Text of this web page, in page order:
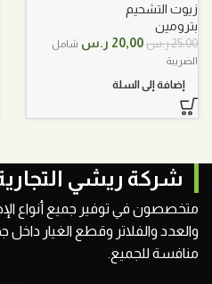
زيوت التشحيم
بترومين
25,00ر.س السعر
25,00 ر.س.
20,00 ر.س السعر
شامل
الضريبة
إضافة إلى السلة
شركة ريشي
متخصصون في توفير جميع أنواع
والعدد والفلاتر وقطع الغيار داخل
منافسة للجميع.